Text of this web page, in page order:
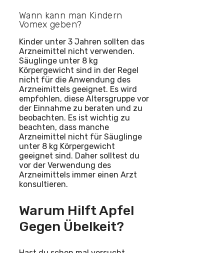
Wann kann man Kindern
Vomex geben?
Kinder unter 3 Jahren sollten das
Arzneimittel nicht verwenden.
Säuglinge unter 8 kg
Körpergewicht sind in der Regel
nicht für die Anwendung des
Arzneimittels geeignet. Es wird
empfohlen, diese Altersgruppe vor
der Einnahme zu beraten und zu
beobachten. Es ist wichtig zu
beachten, dass manche
Arzneimittel nicht für Säuglinge
unter 8 kg Körpergewicht
geeignet sind. Daher solltest du
vor der Verwendung des
Arzneimittels immer einen Arzt
konsultieren.
Warum Hilft Apfel
Gegen Übelkeit?